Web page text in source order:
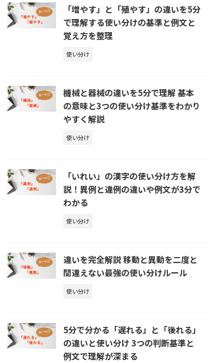
「増やす」と「殖やす」の違いを5分
で理解する使い分けの基準と例文と
覚え方を整理
使い分け
機械と器械の違いを5分で理解 基本
の意味と3つの使い分け基準をわかり
やすく解説
使い分け
「いれい」の漢字の使い分け方を解
説！異例と違例の違いや例文が3分で
わかる
使い分け
違いを完全解説 移動と異動を二度と
間違えない最強の使い分けルール
使い分け
5分で分かる「遅れる」と「後れる」
の違いと使い分け 3つの判断基準と
例文で理解が深まる